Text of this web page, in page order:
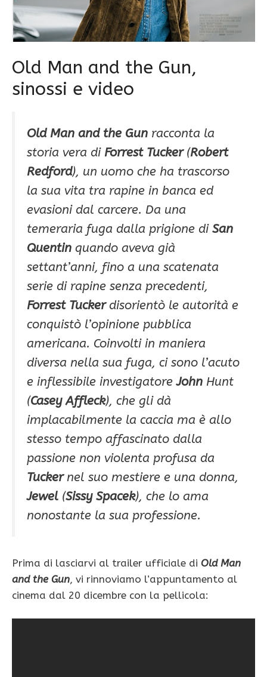
Old Man and the Gun,
sinossi e video
Old Man and the Gun racconta la
storia vera di Forrest Tucker(Robert
Redford), un uomo che ha trascorso
la sua vita tra rapine in banca ed
evasioni dal carcere. Da una
temeraria fuga dalla prigione di San
Quentin quando aveva già
settant’anni, fino a una scatenata
serie di rapine senza precedenti,
Forrest Tuckerdisorientò le autorità e
conquistò l’opinione pubblica
americana. Coinvolti in maniera
diversa nella sua fuga, ci sono l’acuto
e inflessibile investigatoreJohn Hunt
(Casey Affleck), che gli dà
implacabilmente la caccia ma è allo
stesso tempo affascinato dalla
passione non violenta profusa da
Tuckernel suo mestiere e una donna,
Jewel (Sissy Spacek), che lo ama
nonostante la sua professione.
Prima di lasciarvi al trailer ufficiale di Old Man
and the Gun, vi rinnoviamo l’appuntamento al
cinema dal 20 dicembre con la pellicola: